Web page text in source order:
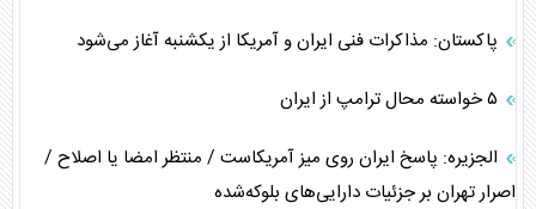
پاکستان: مذاکرات فنی ایران و آمریکا از یکشنبه آغاز می‌شود
الجزیره: پاسخ ایران روی میز آمریکاست / منتظر امضا یا اصلاح /
اصرار تهران بر جزئیات دارایی‌های بلوکه‌شده